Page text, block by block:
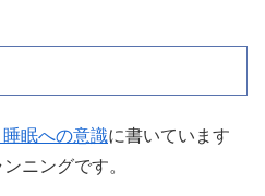
眠への意識に書いています
ニングです。